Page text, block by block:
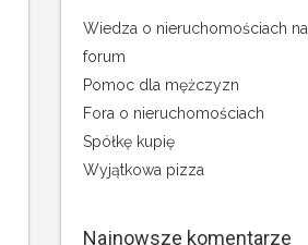
Wiedza o nieruchomościach na
forum
Pomoc dla mężczyzn
Fora o nieruchomościach
Spółkę kupię
Wyjątkowa pizza
Najnowsze komentarze